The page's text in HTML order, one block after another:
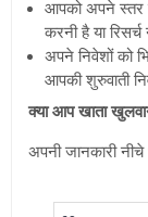
आपको अपने स्तर
करनी है या
अपने निवेशों को
आपकी शुरुवाती
क्या आप खाता
अपनी जानकारी